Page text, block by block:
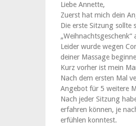
Liebe Annette,
Zuerst hat mich dein
Die erste Sitzung sollte
„Weihnachtsgeschenk“
Leider wurde wegen
deiner Massage
Kurz vorher ist mein
Nach dem ersten Mal
Angebot für 5 weitere
Nach jeder Sitzung
erfahren können, je
erfühlen konntest.